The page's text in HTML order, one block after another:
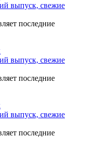
выпуск, свежие
последние
выпуск, свежие
последние
выпуск, свежие
последние